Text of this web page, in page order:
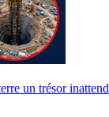
un trésor